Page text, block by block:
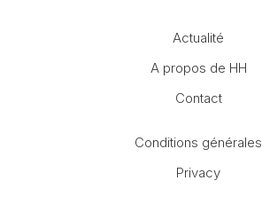
Actualité
A propos de HH
Contact
Conditions générales
Privacy